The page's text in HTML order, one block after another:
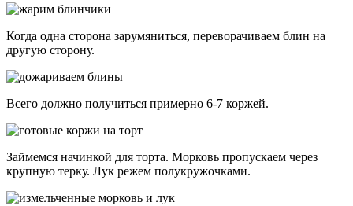
Когда одна сторона зарумяниться, переворачиваем блин на
другую сторону.
Всего должно получиться примерно 6-7 коржей.
Займемся начинкой для торта. Морковь пропускаем через
крупную терку. Лук режем полукружочками.